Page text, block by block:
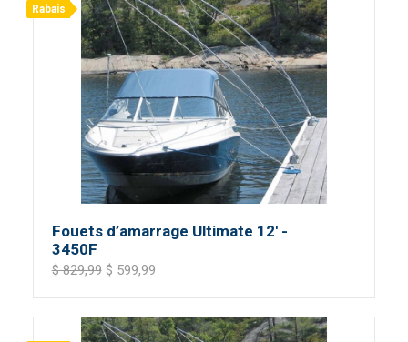
Rabais
Fouets d’amarrage Ultimate 12' -
3450F
$ 829,99$ 599,99